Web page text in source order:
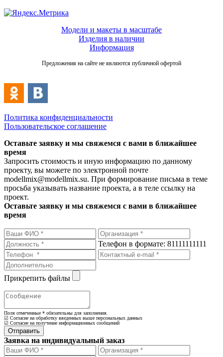
Модели и макеты в масштабе
Изделия в наличии
Информация
Предложения на сайте не являются публичной офертой
Политика конфиденциальности
Пользовательское соглашение
Оставьте заявку и мы свяжемся с вами в ближайшее
время
Запросить стоимость и иную информацию по данному
проекту, вы можете по электронной почте
modellmix@modellmix.su. При формирование письма в теме
просьба указывать название проекта, а в теле ссылку на
проект.
Оставьте заявку и мы свяжемся с вами в ближайшее
время
Телефон в формате: 81111111111
Прикрепить файлы
Поля отмеченные * обязательны для заполнения.
☑ Согласие на обработку введенных выше персональных данных
☑ Согласие на получение информационных сообщений
Заявка на индивидуальный заказ